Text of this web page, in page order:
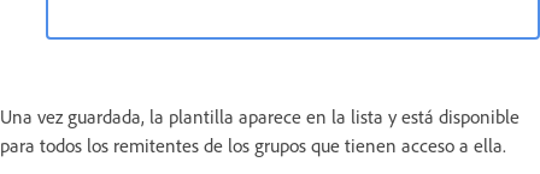
Una vez guardada, la plantilla aparece en la lista y está disponible
para todos los remitentes de los grupos que tienen acceso a ella.